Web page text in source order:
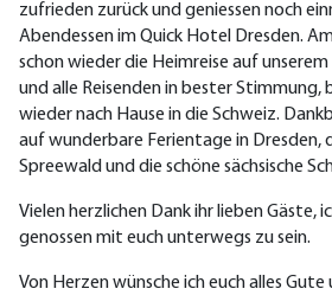
zufrieden zurück und geniessen noch
Abendessen im Quick Hotel Dresden.
schon wieder die Heimreise auf
und alle Reisenden in bester Stimmung,
wieder nach Hause in die Schweiz.
auf wunderbare Ferientage in Dresden,
Spreewald und die schöne sächsische
Vielen herzlichen Dank ihr lieben Gäste,
genossen mit euch unterwegs zu sein.
Von Herzen wünsche ich euch alles